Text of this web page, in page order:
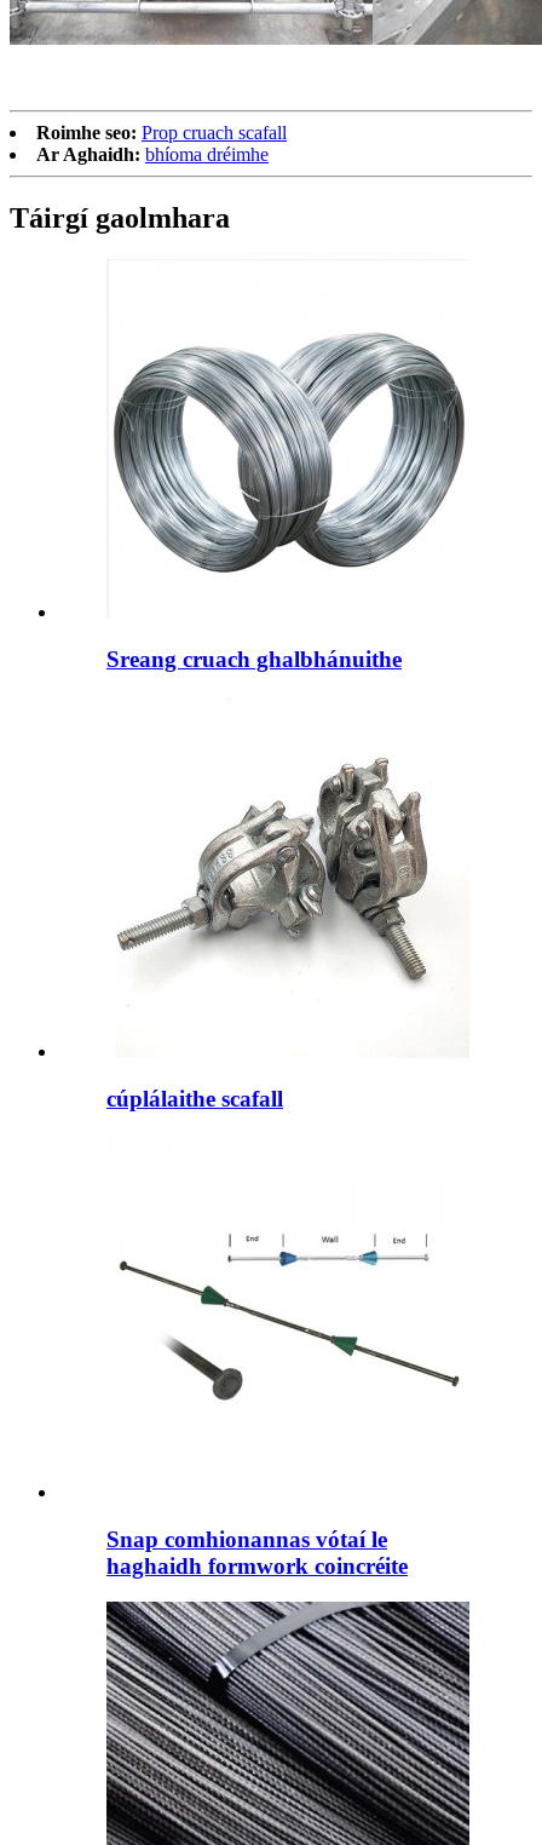
Roimhe seo: Prop cruach scafall
Ar Aghaidh: bhíoma dréimhe
Táirgí gaolmhara
Sreang cruach ghalbhánuithe
cúplálaithe scafall
Snap comhionannas vótaí le
haghaidh formwork coincréite